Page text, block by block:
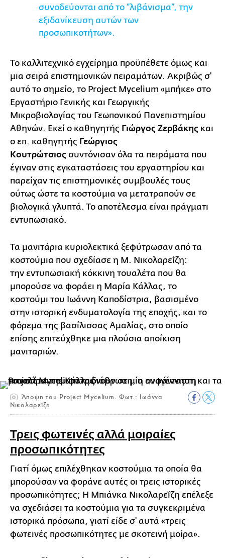
συνοδεύονται από το “λιβάνισμα”, την
εξιδανίκευση αυτών των
προσωπικοτήτων».
Το καλλιτεχνικό εγχείρημα προϋπέθετε όμως και
μια σειρά επιστημονικών πειραμάτων. Ακριβώς σ'
αυτό το σημείο, το Project Mycelium «μπήκε» στο
Εργαστήριο Γενικής και Γεωργικής
Μικροβιολογίας του Γεωπονικού Πανεπιστημίου
Αθηνών. Εκεί ο καθηγητής Γιώργος Ζερβάκης και
ο επ. καθηγητής Γεώργιος
Κουτρώτσιος συντόνισαν όλα τα πειράματα που
έγιναν στις εγκαταστάσεις του εργαστηρίου και
παρείχαν τις επιστημονικές συμβουλές τους
ούτως ώστε τα κοστούμια να μετατραπούν σε
βιολογικά γλυπτά. Το αποτέλεσμα είναι πράγματι
εντυπωσιακό.
Τα μανιτάρια κυριολεκτικά ξεφύτρωσαν από τα
κοστούμια που σχεδίασε η Μ. Νικολαρεΐζη:
την εντυπωσιακή κόκκινη τουαλέτα που θα
μπορούσε να φοράει η Μαρία Κάλλας, το
κοστούμι του Ιωάννη Καποδίστρια, βασισμένο
στην ιστορική ενδυματολογία της εποχής, και το
φόρεμα της βασίλισσας Αμαλίας, στο οποίο
επίσης επιτεύχθηκε μια πλούσια αποίκιση
μανιταριών.
Άποψη του Project Mycelium. Φωτ.: Ιωάννα
Νικολαρεΐζη
Τρεις φωτεινές αλλά μοιραίες
προσωπικότητες
Γιατί όμως επιλέχθηκαν κοστούμια τα οποία θα
μπορούσαν να φοράνε αυτές οι τρεις ιστορικές
προσωπικότητες; Η Μπιάνκα Νικολαρεΐζη επέλεξε
να σχεδιάσει τα κοστούμια για τα συγκεκριμένα
ιστορικά πρόσωπα, γιατί είδε σ' αυτά «τρεις
φωτεινές προσωπικότητες με σκοτεινή μοίρα».